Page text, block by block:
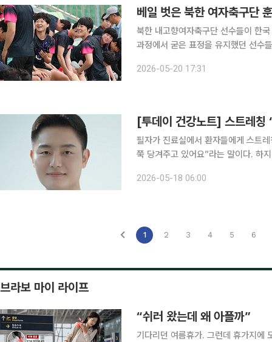
베일 벗은 북한 여자축구단
북한 내고향여자축구단 선수들이 한
과정에서 굳은 표정을 유지했던 선수
(AFC) 여자 챔피언스리그(AWCL) 준
2026-05-20 17:31
[투데이 건강노트] 스트레칭
필자가 진료실에서 환자들에게 스트
쭉 당겨주고 있어요”라는 말이다. 하
2026-05-18 06:00
1 2 3 4 5 6
브라보 마이 라이프
“쉬러 왔는데 왜 아플까”
기다리던 여름휴가. 그런데 휴가지에